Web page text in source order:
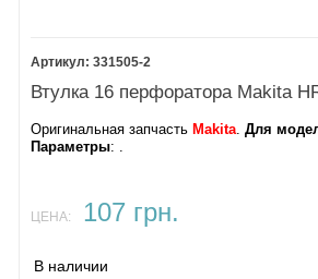
331505-2
Втулка 16 перфоратора Makita
Оригинальная запчасть Makita .Для
Параметры: .
ЦЕНА: 107 грн.
В наличии